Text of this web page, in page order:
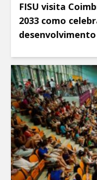
FISU visita
2033 como
desenvolvimento